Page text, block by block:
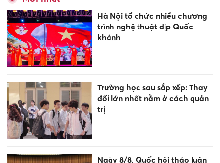
Hà Nội tổ chức nhiều chương
trình nghệ thuật dịp Quốc
khánh
Trường học sau sắp xếp: Thay
đổi lớn nhất nằm ở cách quản
trị
Ngày 8/8, Quốc hội thảo luận